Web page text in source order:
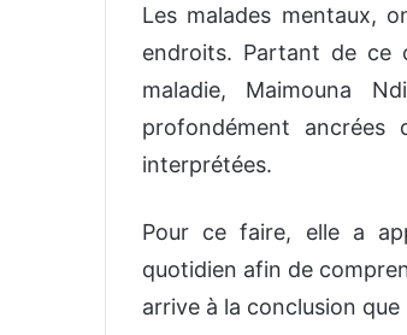
Les malades mentaux,
endroits. Partant de ce
maladie, Maimouna
profondément
interprétées.
Pour ce faire, elle a
quotidien afin de
arrive à la conclusion que